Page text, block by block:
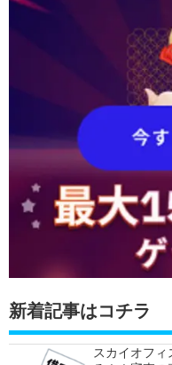
新着記事はコチラ
スカイオフ